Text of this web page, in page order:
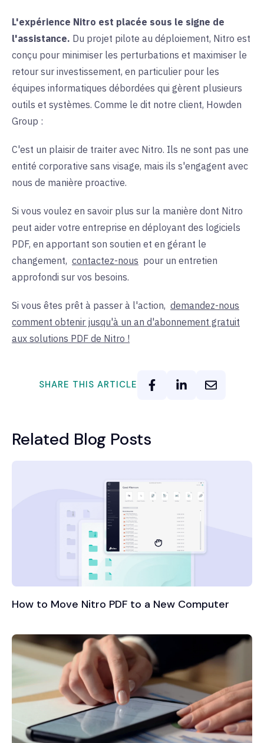
L'expérience Nitro est placée sous le signe de
l'assistance. Du projet pilote au déploiement, Nitro est
conçu pour minimiser les perturbations et maximiser le
retour sur investissement, en particulier pour les
équipes informatiques débordées qui gèrent plusieurs
outils et systèmes. Comme le dit notre client, Howden
Group :
C'est un plaisir de traiter avec Nitro. Ils ne sont pas une
entité corporative sans visage, mais ils s'engagent avec
nous de manière proactive.
Si vous voulez en savoir plus sur la manière dont Nitro
peut aider votre entreprise en déployant des logiciels
PDF, en apportant son soutien et en gérant le
changement, contactez-nous pour un entretien
approfondi sur vos besoins.
Si vous êtes prêt à passer à l'action, demandez-nous
comment obtenir jusqu'à un an d'abonnement gratuit
aux solutions PDF de Nitro !
SHARE THIS ARTICLE
Related Blog Posts
How to Move Nitro PDF to a New Computer